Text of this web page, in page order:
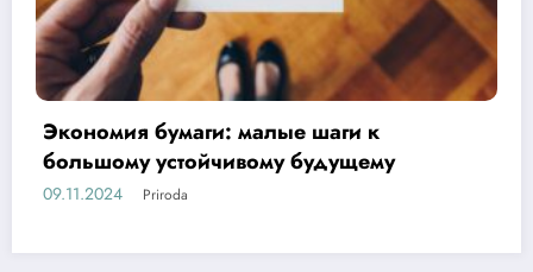
Основы бережливого отношения
17.10.2024 Priroda